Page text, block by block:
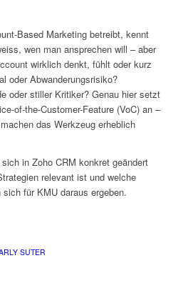
Based Marketing betreibt, kennt
wen man ansprechen will – aber
wirklich denkt, fühlt oder kurz
oder Abwanderungsrisiko?
oder stiller Kritiker? Genau hier setzt
of-the-Customer-Feature (VoC) an –
das Werkzeug erheblich
in Zoho CRM konkret geändert
relevant ist und welche
für KMU daraus ergeben.
SUTER